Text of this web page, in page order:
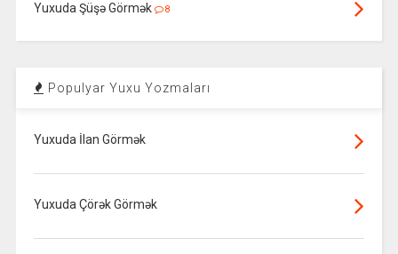
Yuxuda Şüşə Görmək 8
Populyar Yuxu Yozmaları
Yuxuda İlan Görmək
Yuxuda Çörək Görmək